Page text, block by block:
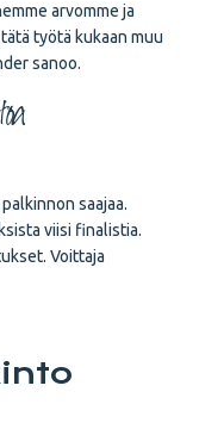
arvomme ja
työtä kukaan muu
sanoo.
saajaa.
viisi finalistia.
Voittaja